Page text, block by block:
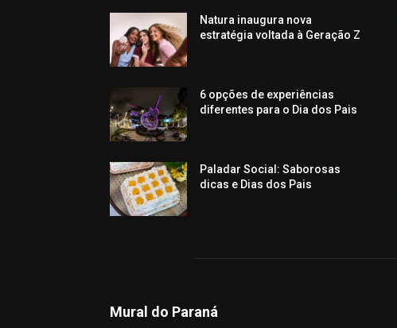
Natura inaugura nova
estratégia voltada à Geração Z
6 opções de experiências
diferentes para o Dia dos Pais
Paladar Social: Saborosas
dicas e Dias dos Pais
Mural do Paraná